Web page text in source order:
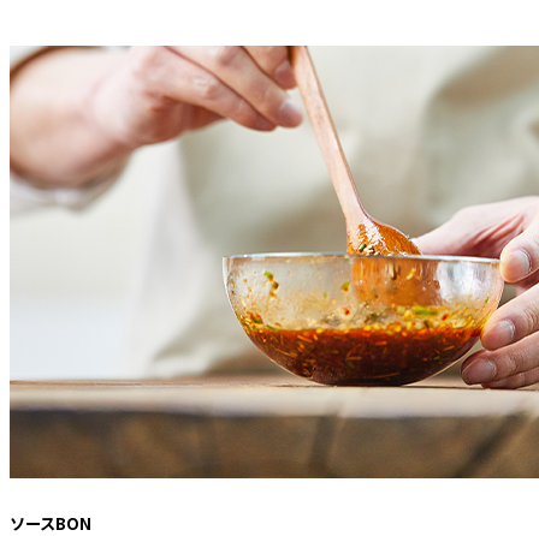
ソースBON